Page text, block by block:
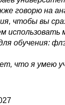
говорю на
чтобы вы
обучения:
что я умею